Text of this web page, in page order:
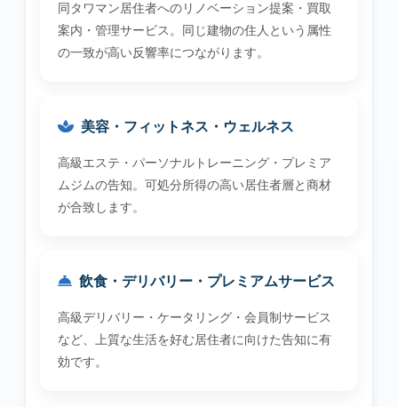
同タワマン居住者へのリノベーション提案・買取
案内・管理サービス。同じ建物の住人という属性
の一致が高い反響率につながります。
美容・フィットネス・ウェルネス
高級エステ・パーソナルトレーニング・プレミア
ムジムの告知。可処分所得の高い居住者層と商材
が合致します。
飲食・デリバリー・プレミアムサービス
高級デリバリー・ケータリング・会員制サービス
など、上質な生活を好む居住者に向けた告知に有
効です。